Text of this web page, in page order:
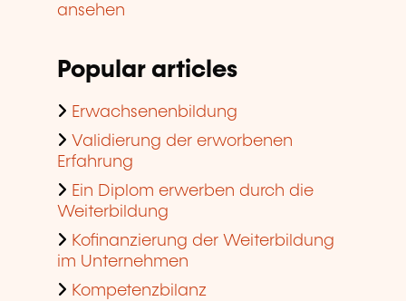
ansehen
Popular articles
Erwachsenenbildung
Validierung der erworbenen
Erfahrung
Ein Diplom erwerben durch die
Weiterbildung
Kofinanzierung der Weiterbildung
im Unternehmen
Kompetenzbilanz